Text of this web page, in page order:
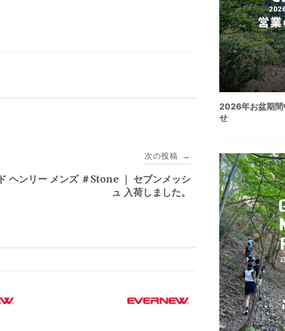
次の投稿 →
ヘンリー メンズ ＃Stone ｜ セブンメッシ
ュ 入荷しました。
2026年お盆期間
せ